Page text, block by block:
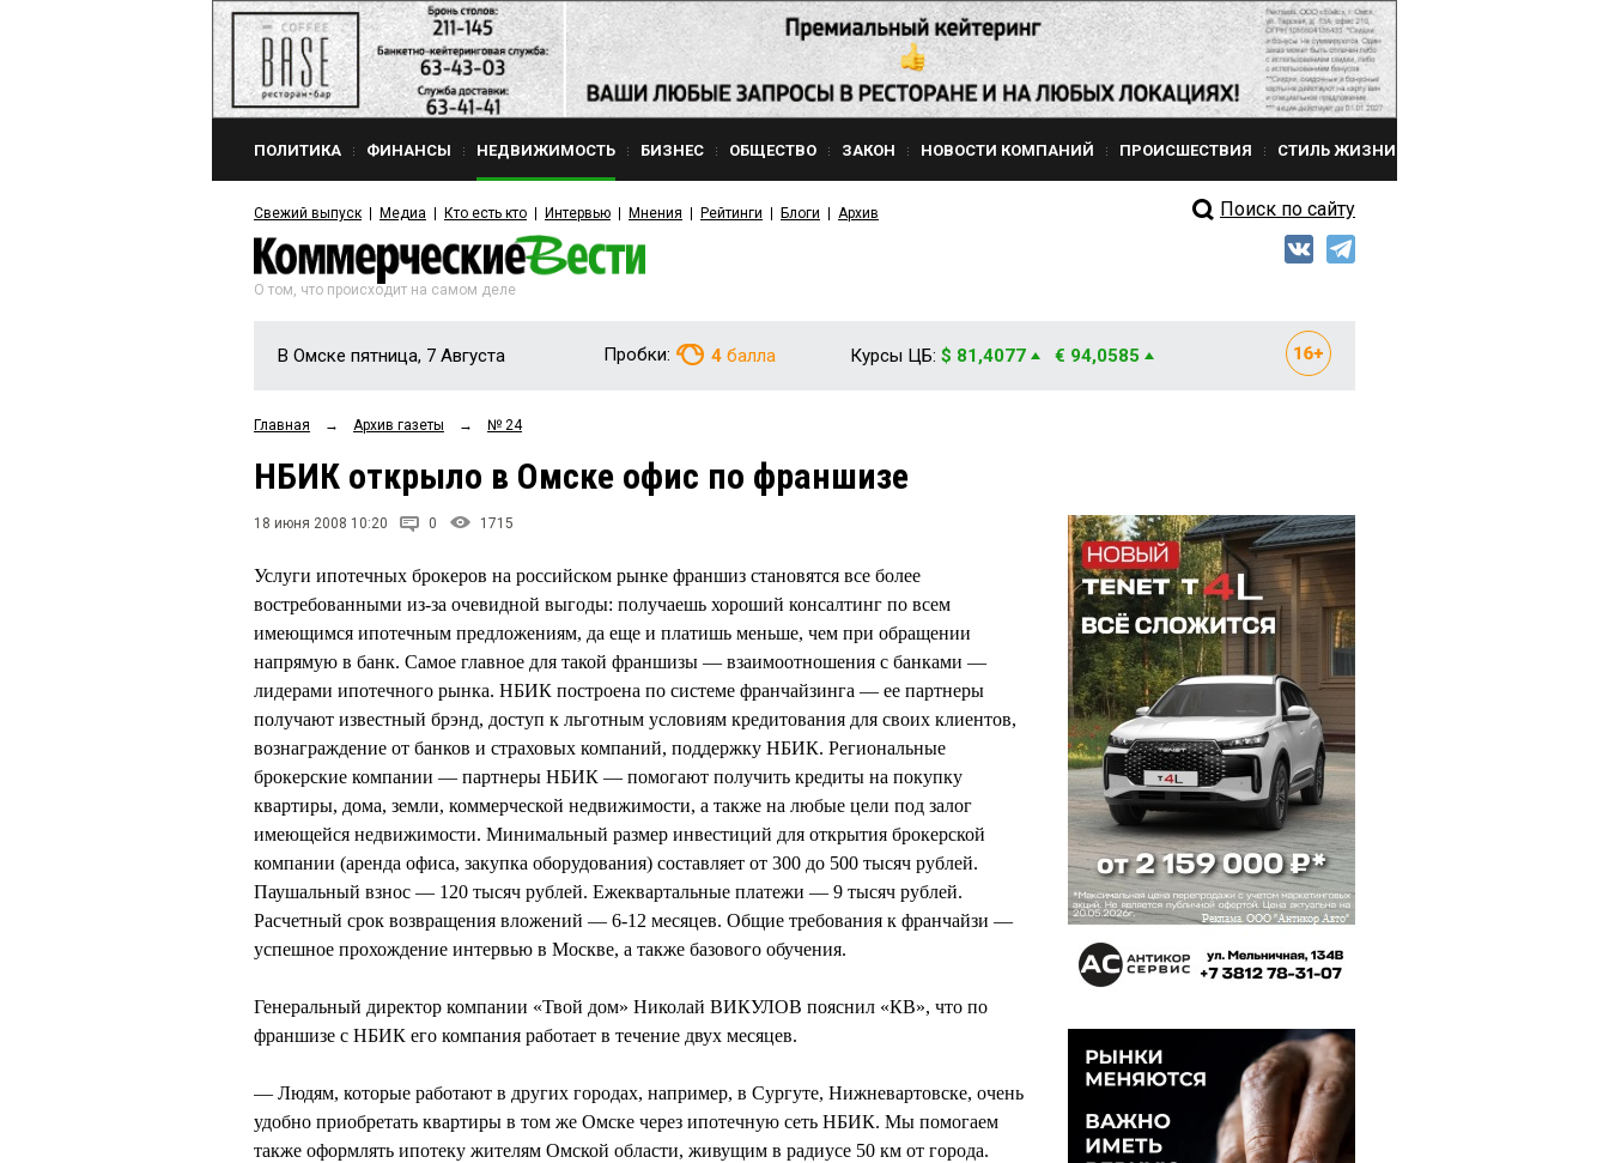
ПОЛИТИКА ФИНАНСЫ НЕДВИЖИМОСТЬ БИЗНЕС ОБЩЕСТВО ЗАКОН НОВОСТИ КОМПАНИЙ ПРОИСШЕСТВИЯ СТИЛЬ ЖИЗНИ
Свежий выпуск Медиа Кто есть кто Интервью Мнения Рейтинги Блоги Архив Поиск по сайту
О том, что происходит на самом деле
В Омске пятница, 7 Августа Пробки: 4 балла Курсы ЦБ: $ 81,4077 € 94,0585
Главная → Архив газеты → № 24
НБИК открыло в Омске офис по франшизе
18 июня 2008 10:20 0 1715
Услуги ипотечных брокеров на российском рынке франшиз становятся все более
востребованными из-за очевидной выгоды: получаешь хороший консалтинг по всем
имеющимся ипотечным предложениям, да еще и платишь меньше, чем при обращении
напрямую в банк. Самое главное для такой франшизы — взаимоотношения с банками —
лидерами ипотечного рынка. НБИК построена по системе франчайзинга — ее партнеры
получают известный брэнд, доступ к льготным условиям кредитования для своих клиентов,
вознаграждение от банков и страховых компаний, поддержку НБИК. Региональные
брокерские компании — партнеры НБИК — помогают получить кредиты на покупку
квартиры, дома, земли, коммерческой недвижимости, а также на любые цели под залог
имеющейся недвижимости. Минимальный размер инвестиций для открытия брокерской
компании (аренда офиса, закупка оборудования) составляет от 300 до 500 тысяч рублей.
Паушальный взнос — 120 тысяч рублей. Ежеквартальные платежи — 9 тысяч рублей.
Расчетный срок возвращения вложений — 6-12 месяцев. Общие требования к франчайзи —
успешное прохождение интервью в Москве, а также базового обучения.
Генеральный директор компании «Твой дом» Николай ВИКУЛОВ пояснил «КВ», что по
франшизе с НБИК его компания работает в течение двух месяцев.
— Людям, которые работают в других городах, например, в Сургуте, Нижневартовске, очень
удобно приобретать квартиры в том же Омске через ипотечную сеть НБИК. Мы помогаем
также оформлять ипотеку жителям Омской области, живущим в радиусе 50 км от города.